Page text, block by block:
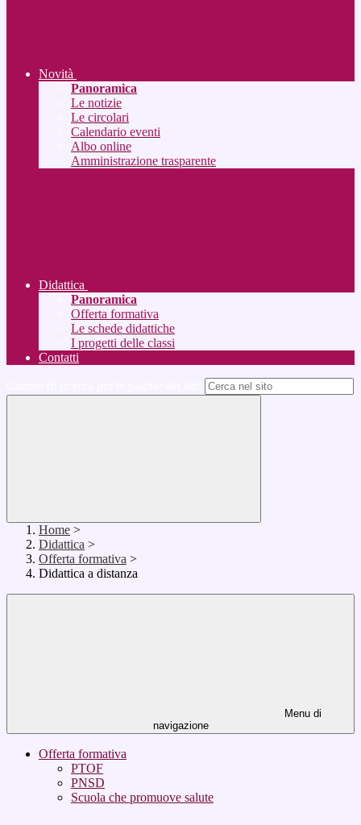
Novità
Panoramica
Le notizie
Le circolari
Calendario eventi
Albo online
Amministrazione trasparente
Didattica
Panoramica
Offerta formativa
Le schede didattiche
I progetti delle classi
Contatti
Home >
Didattica >
Offerta formativa >
Didattica a distanza
Menu di
navigazione
Offerta formativa
PTOF
PNSD
Scuola che promuove salute